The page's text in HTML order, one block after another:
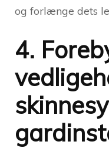
og forlænge dets
4.